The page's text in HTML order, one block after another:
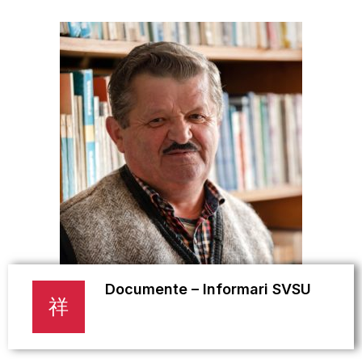
Documente – Informari SVSU